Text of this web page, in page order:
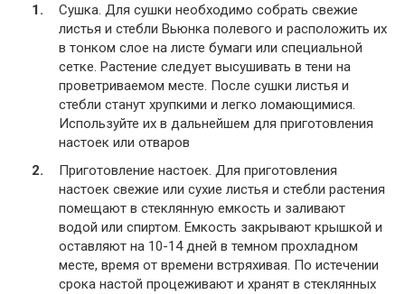
Сушка. Для сушки необходимо собрать свежие
листья и стебли Вьюнка полевого и расположить их
в тонком слое на листе бумаги или специальной
сетке. Растение следует высушивать в тени на
проветриваемом месте. После сушки листья и
стебли станут хрупкими и легко ломающимися.
Используйте их в дальнейшем для приготовления
настоек или отваров
Приготовление настоек. Для приготовления
настоек свежие или сухие листья и стебли растения
помещают в стеклянную емкость и заливают
водой или спиртом. Емкость закрывают крышкой и
оставляют на 10-14 дней в темном прохладном
месте, время от времени встряхивая. По истечении
срока настой процеживают и хранят в стеклянных